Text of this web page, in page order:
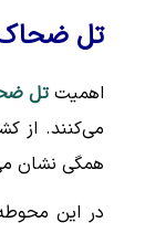
تل ضحاک
اهمیتتل
می‌کنند. از
همگی نشان
در این